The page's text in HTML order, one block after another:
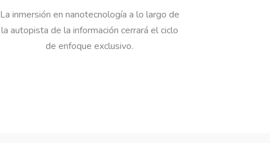
La inmersión en nanotecnología a lo largo de
la autopista de la información cerrará el ciclo
de enfoque exclusivo.